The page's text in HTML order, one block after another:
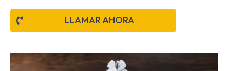
LLAMAR AHORA